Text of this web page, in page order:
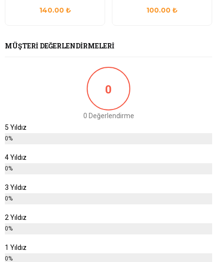
140.00 ₺ 100.00 ₺
MÜŞTERI DEĞERLENDIRMELERI
0
0 Değerlendirme
5 Yıldız
0%
4 Yıldız
0%
3 Yıldız
0%
2 Yıldız
0%
1 Yıldız
0%